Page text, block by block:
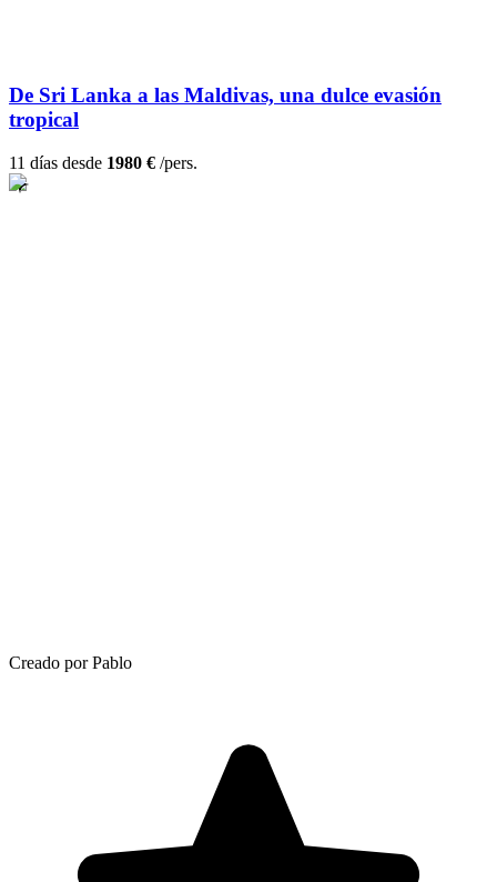
De Sri Lanka a las Maldivas, una dulce evasión
tropical
11 días desde 1980 € /pers.
Creado por Pablo